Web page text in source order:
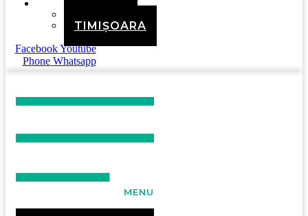
TIMIȘOARA
Facebook Youtube
Phone Whatsapp
MENU